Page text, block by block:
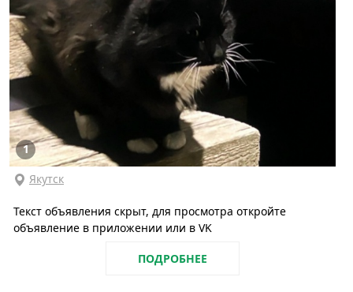
1
Якутск
Текст объявления скрыт, для просмотра откройте
объявление в приложении или в VK
ПОДРОБНЕЕ